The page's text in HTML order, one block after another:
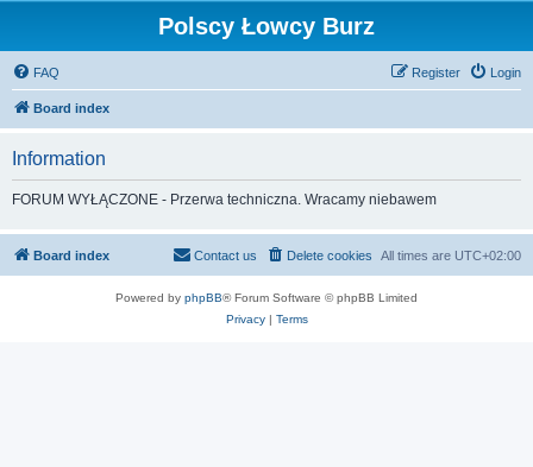
Polscy Łowcy Burz
FAQ Login
Register
Board index
Information
FORUM WYŁĄCZONE - Przerwa techniczna. Wracamy niebawem
Board index All times are UTC+02:00
Delete cookies
Contact us
Powered by phpBB® Forum Software © phpBB Limited
Privacy| Terms